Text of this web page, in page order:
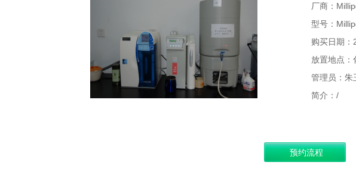
厂商：
型号：
购买日期：
放置地点：
管理员：朱
简介：/